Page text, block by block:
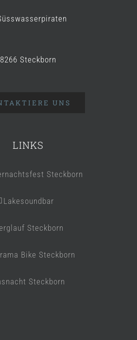
8266 Steckborn
UNS
LINKS
Steckborn
Lakesoundbar
Steckborn
Bike Steckborn
Steckborn